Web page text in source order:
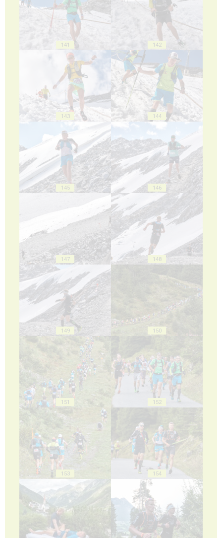
141 142
143 144
145 146
147 148
149 150
151 152
153 154